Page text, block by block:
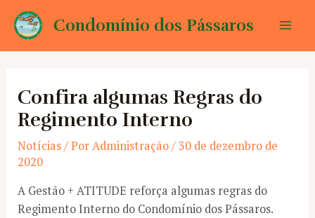
para
Condomínio dos Pássaros
Confira algumas Regras do
Regimento Interno
Notícias/ PorAdministração/30 de dezembro de
2020
A Gestão + ATITUDE reforça algumas regras do
Regimento Interno do Condomínio dos Pássaros.